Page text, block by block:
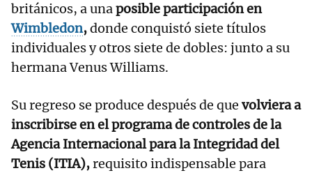
británicos, a unaposible participación en
Wimbledon,donde conquistó siete títulos
individuales y otros siete de dobles: junto a su
hermana Venus Williams.
Su regreso se produce después de que volviera a
inscribirse en el programa de controles de la
Agencia Internacional para la Integridad del
Tenis (ITIA),requisito indispensable para